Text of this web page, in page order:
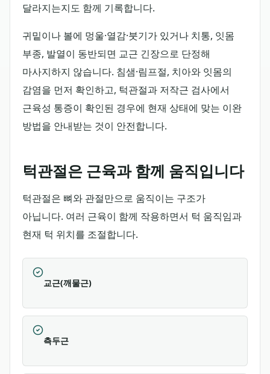
달라지는지도 함께 기록합니다.
귀밑이나 볼에 멍울·열감·붓기가 있거나 치통, 잇몸
부종, 발열이 동반되면 교근 긴장으로 단정해
마사지하지 않습니다. 침샘·림프절, 치아와 잇몸의
감염을 먼저 확인하고, 턱관절과 저작근 검사에서
근육성 통증이 확인된 경우에 현재 상태에 맞는 이완
방법을 안내받는 것이 안전합니다.
턱관절은 근육과 함께 움직입니다
턱관절은 뼈와 관절만으로 움직이는 구조가
아닙니다. 여러 근육이 함께 작용하면서 턱 움직임과
현재 턱 위치를 조절합니다.
교근(깨물근)
측두근